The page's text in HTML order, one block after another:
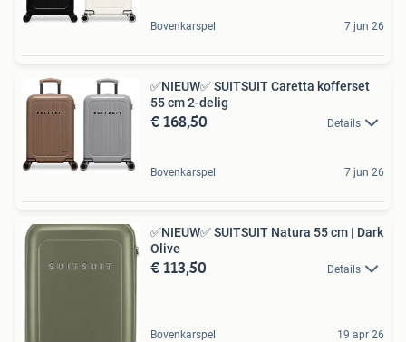
Bovenkarspel 7 jun 26
✅NIEUW✅ SUITSUIT Caretta kofferset
55 cm 2-delig
€ 168,50 Details
Bovenkarspel 7 jun 26
✅NIEUW✅ SUITSUIT Natura 55 cm | Dark
Olive
€ 113,50 Details
Bovenkarspel 19 apr 26